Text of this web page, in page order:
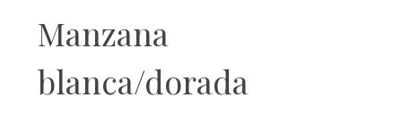
Manzana
blanca/dorada